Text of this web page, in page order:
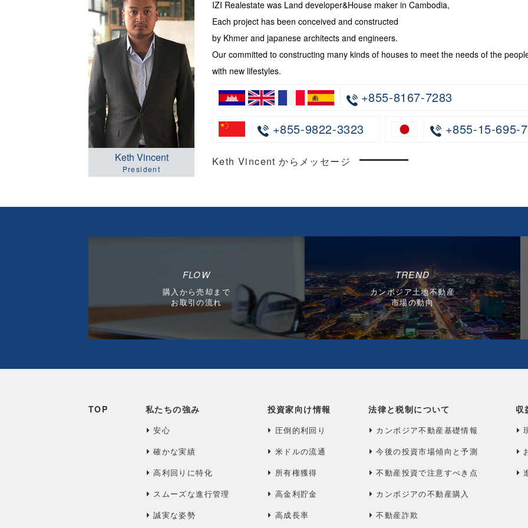
Keth Vincent
President
IZI Realestate was Land developer&House maker in Cambodia,
Each project has been conceived and constructed
by Khmer and japanese architects and engineers.
Our committed to constructing many kinds of houses to meet the needs of the
with new lifestyles.
+855-8167-7283
+855-9822-3323
+855-15-695-
Keth Vincent からメッセージ
FLOW
購入から売却まで
お取引の流れ
TREND
カンボジア土地不動産
市場の動向
TOP 私たちの強み
安心
確かな実績
高利回りに特化
スムーズな進行管理
誠実な姿勢
投資家向け情報
圧倒的利回り
米ドルの流通
所有権獲得
高金利貯金
高成長率
法律と税制について
カンボジア不動産基礎情報
今後の投資市場傾向と予測
不動産投資で注意すべき点
カンボジアの不動産購入
不動産詐欺
収